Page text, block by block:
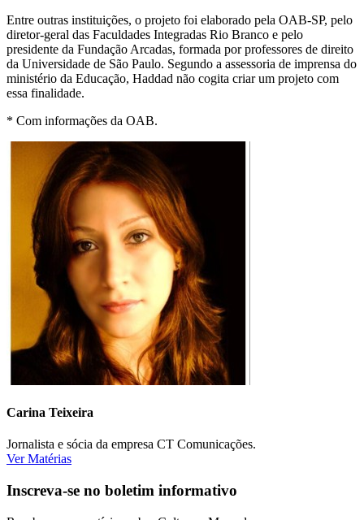
Entre outras instituições, o projeto foi elaborado pela OAB-SP, pelo
diretor-geral das Faculdades Integradas Rio Branco e pelo
presidente da Fundação Arcadas, formada por professores de direito
da Universidade de São Paulo. Segundo a assessoria de imprensa do
ministério da Educação, Haddad não cogita criar um projeto com
essa finalidade.
* Com informações da OAB.
Carina Teixeira
Jornalista e sócia da empresa CT Comunicações.
Ver Matérias
Inscreva-se no boletim informativo